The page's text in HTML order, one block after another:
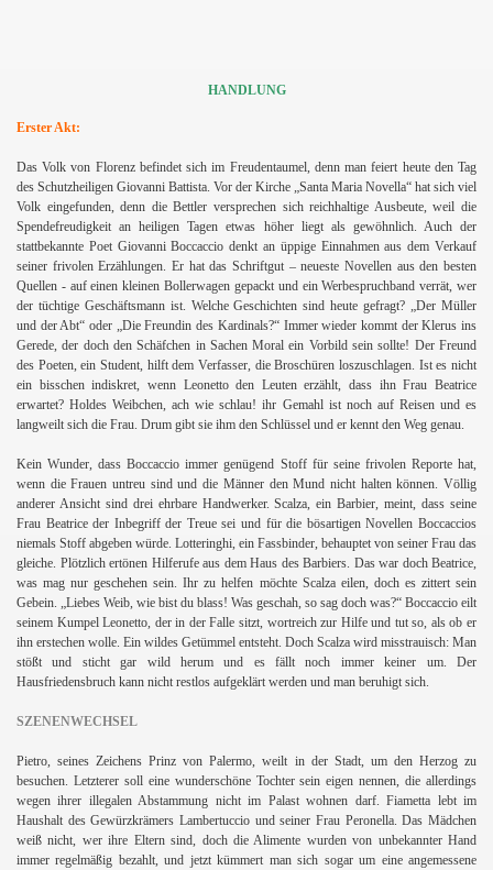
HANDLUNG
Erster Akt:
Das Volk von Florenz befindet sich im Freudentaumel, denn man feiert heute den Tag
des Schutzheiligen Giovanni Battista. Vor der Kirche „Santa Maria Novella“ hat sich viel
Volk eingefunden, denn die Bettler versprechen sich reichhaltige Ausbeute, weil die
Spendefreudigkeit an heiligen Tagen etwas höher liegt als gewöhnlich. Auch der
stattbekannte Poet Giovanni Boccaccio denkt an üppige Einnahmen aus dem Verkauf
seiner frivolen Erzählungen. Er hat das Schriftgut – neueste Novellen aus den besten
Quellen - auf einen kleinen Bollerwagen gepackt und ein Werbespruchband verrät, wer
der tüchtige Geschäftsmann ist. Welche Geschichten sind heute gefragt? „Der Müller
und der Abt“ oder „Die Freundin des Kardinals?“ Immer wieder kommt der Klerus ins
Gerede, der doch den Schäfchen in Sachen Moral ein Vorbild sein sollte! Der Freund
des Poeten, ein Student, hilft dem Verfasser, die Broschüren loszuschlagen. Ist es nicht
ein bisschen indiskret, wenn Leonetto den Leuten erzählt, dass ihn Frau Beatrice
erwartet? Holdes Weibchen, ach wie schlau! ihr Gemahl ist noch auf Reisen und es
langweilt sich die Frau. Drum gibt sie ihm den Schlüssel und er kennt den Weg genau.
Kein Wunder, dass Boccaccio immer genügend Stoff für seine frivolen Reporte hat,
wenn die Frauen untreu sind und die Männer den Mund nicht halten können. Völlig
anderer Ansicht sind drei ehrbare Handwerker. Scalza, ein Barbier, meint, dass seine
Frau Beatrice der Inbegriff der Treue sei und für die bösartigen Novellen Boccaccios
niemals Stoff abgeben würde. Lotteringhi, ein Fassbinder, behauptet von seiner Frau das
gleiche. Plötzlich ertönen Hilferufe aus dem Haus des Barbiers. Das war doch Beatrice,
was mag nur geschehen sein. Ihr zu helfen möchte Scalza eilen, doch es zittert sein
Gebein. „Liebes Weib, wie bist du blass! Was geschah, so sag doch was?“ Boccaccio eilt
seinem Kumpel Leonetto, der in der Falle sitzt, wortreich zur Hilfe und tut so, als ob er
ihn erstechen wolle. Ein wildes Getümmel entsteht. Doch Scalza wird misstrauisch: Man
stößt und sticht gar wild herum und es fällt noch immer keiner um. Der
Hausfriedensbruch kann nicht restlos aufgeklärt werden und man beruhigt sich.
SZENENWECHSEL
Pietro, seines Zeichens Prinz von Palermo, weilt in der Stadt, um den Herzog zu
besuchen. Letzterer soll eine wunderschöne Tochter sein eigen nennen, die allerdings
wegen ihrer illegalen Abstammung nicht im Palast wohnen darf. Fiametta lebt im
Haushalt des Gewürzkrämers Lambertuccio und seiner Frau Peronella. Das Mädchen
weiß nicht, wer ihre Eltern sind, doch die Alimente wurden von unbekannter Hand
immer regelmäßig bezahlt, und jetzt kümmert man sich sogar um eine angemessene